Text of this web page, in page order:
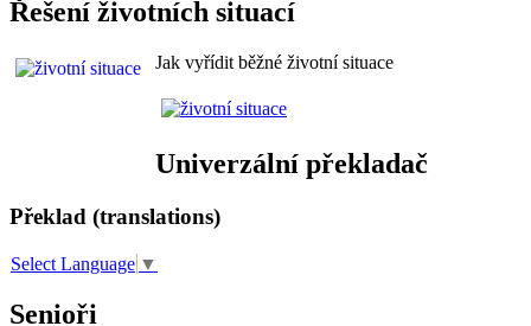
Řešení životních situací
Jak vyřídit běžné životní situace
Univerzální překladač
Překlad (translations)
Select Language ▼
Senioři